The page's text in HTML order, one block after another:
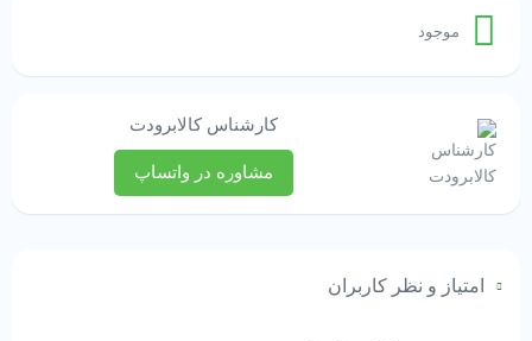
موجود
کارشناس کالابرودت
مشاوره در واتساپ
امتیاز و نظر کاربران